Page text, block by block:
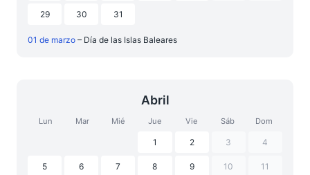
29 30 31
01 de marzo – Día de las Islas Baleares
Abril
Lun Mar Mié Jue Vie Sáb Dom
1 2 3 4
5 6 7 8 9 10 11